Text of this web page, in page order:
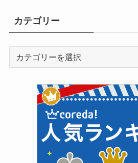
カテゴリー